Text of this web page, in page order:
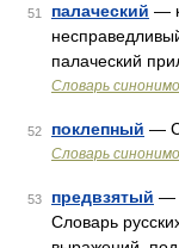
51 палаческий —
палаческий
Словарь
52 поклепный —
Словарь
53 предвзятый —
Словарь